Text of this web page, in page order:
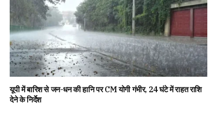
यूपी में बारिश से जन-धन की हानि पर CM योगी गंभीर, 24 घंटे में राहत राशि
देने के निर्देश